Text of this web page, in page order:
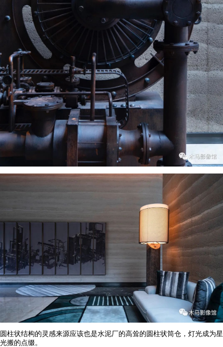
圆柱状结构的灵感来源应该也是水泥厂的高耸的圆柱状筒仓，灯光成为星
光搬的点缀。